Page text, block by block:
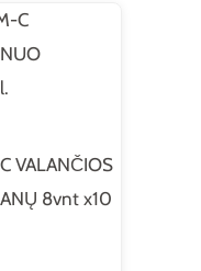
VALANČIOS
8vnt x10